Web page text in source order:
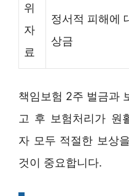
위
자
료
정서적 피해에
상금
책임보험 2주 벌금과
고 후 보험처리가 원
자 모두 적절한 보상
것이 중요합니다.